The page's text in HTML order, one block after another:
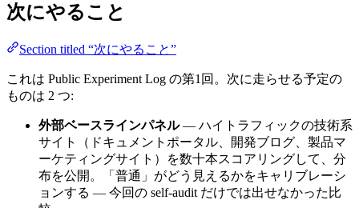
次にやること
Section titled “次にやること”
これは Public Experiment Log の第1回。次に走らせる予定の
ものは 2 つ:
外部ベースラインパネル— ハイトラフィックの技術系
サイト（ドキュメントポータル、開発ブログ、製品マ
ーケティングサイト）を数十本スコアリングして、分
布を公開。「普通」がどう見えるかをキャリブレーシ
ョンする — 今回の self-audit だけでは出せなかった比